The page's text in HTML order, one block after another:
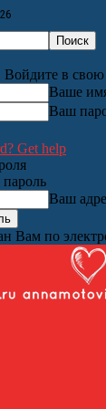
Войдите в
Ваше
Ваш
Get help
Ваш
Вам по